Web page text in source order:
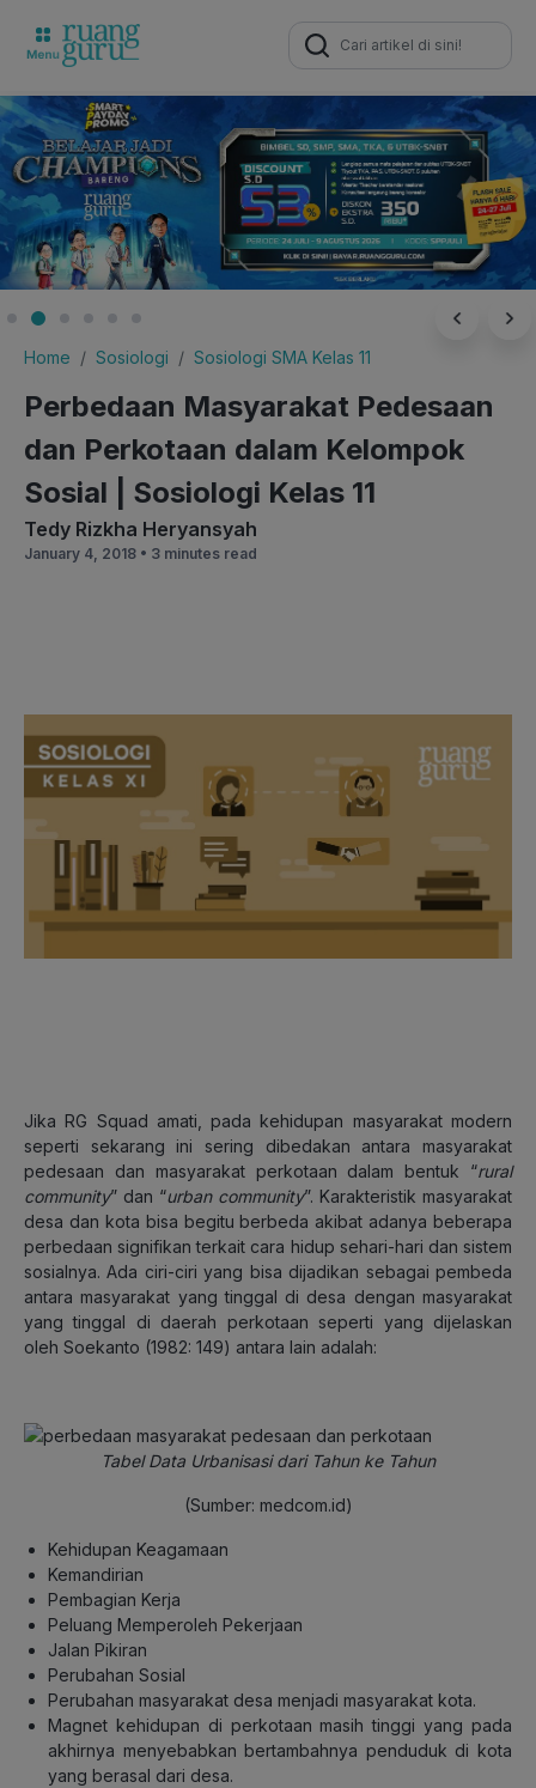
Search
for:
Home Sosiologi Sosiologi SMA Kelas 11
Perbedaan Masyarakat Pedesaan
dan Perkotaan dalam Kelompok
Sosial | Sosiologi Kelas 11
Tedy Rizkha Heryansyah
January 4, 2018 • 3 minutes read
Jika RG Squad amati, pada kehidupan masyarakat modern
seperti sekarang ini sering dibedakan antara masyarakat
pedesaan dan masyarakat perkotaan dalam bentuk “rural
community” dan “urban community”. Karakteristik masyarakat
desa dan kota bisa begitu berbeda akibat adanya beberapa
perbedaan signifikan terkait cara hidup sehari-hari dan sistem
sosialnya. Ada ciri-ciri yang bisa dijadikan sebagai pembeda
antara masyarakat yang tinggal di desa dengan masyarakat
yang tinggal di daerah perkotaan seperti yang dijelaskan
oleh Soekanto (1982: 149) antara lain adalah:
Tabel Data Urbanisasi dari Tahun ke Tahun
(Sumber: medcom.id)
Kehidupan Keagamaan
Kemandirian
Pembagian Kerja
Peluang Memperoleh Pekerjaan
Jalan Pikiran
Perubahan Sosial
Perubahan masyarakat desa menjadi masyarakat kota.
Magnet kehidupan di perkotaan masih tinggi yang pada
akhirnya menyebabkan bertambahnya penduduk di kota
yang berasal dari desa.